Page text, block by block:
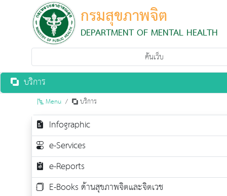
กรมสุขภาพจิต
DEPARTMENT OF MENTAL HEALTH
บริการ
Menu บริการ
Infographic
e-Services
e-Reports
E-Books ด้านสุขภาพจิตและจิตเวช